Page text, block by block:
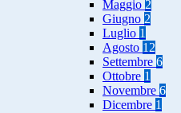
Maggio 2
Giugno 2
Luglio 1
Agosto 12
Settembre 6
Ottobre 1
Novembre 6
Dicembre 1